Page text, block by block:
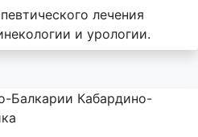
лечения
и урологии.